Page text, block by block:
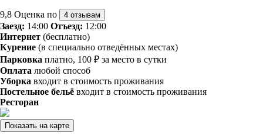
9,8 Оценка по 4 отзывам
Заезд: 14:00 Отъезд: 12:00
Интернет (бесплатно)
Курение (в специально отведённых местах)
Парковка платно, 100 ₽ за место в сутки
Оплата любой способ
Уборка входит в стоимость проживания
Постельное бельё входит в стоимость проживания
Ресторан
Показать на карте